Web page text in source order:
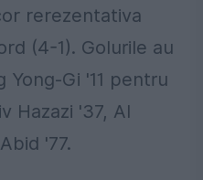
rerezentativa
(4-1). Golurile au
Gi '11 pentru
Hazazi '37, Al
'77.